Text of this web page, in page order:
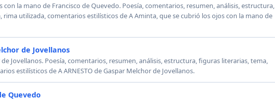
con la mano de Francisco de Quevedo. Poesía, comentarios, resumen, análisis, estructura,
utilizada, comentarios estilísticos de A Aminta, que se cubrió los ojos con la mano de
de Jovellanos
de Jovellanos. Poesía, comentarios, resumen, análisis, estructura, figuras literarias, tema,
estilísticos de A ARNESTO de Gaspar Melchor de Jovellanos.
Quevedo